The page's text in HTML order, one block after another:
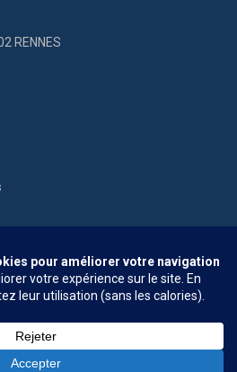
RENNES
tarifsNous rejoindre